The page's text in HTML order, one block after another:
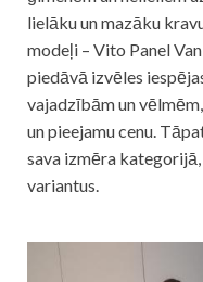
lielāku un mazāku
modeļi – Vito Panel
piedāvā izvēles
vajadzībām un
un pieejamu cenu.
sava izmēra
variantus.